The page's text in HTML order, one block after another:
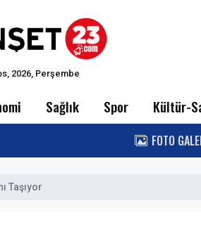
2026, Perşembe
Sağlık Spor Kültür-
FOTO
Taşıyor